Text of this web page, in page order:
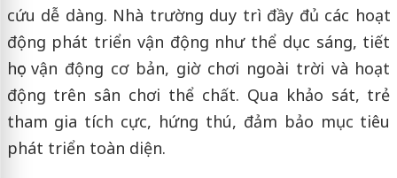
cứu dễ dàng. Nhà trường duy trì đầy đủ các hoạt
động phát triển vận động như thể dục sáng, tiết
học vận động cơ bản, giờ chơi ngoài trời và hoạt
động trên sân chơi thể chất. Qua khảo sát, trẻ
tham gia tích cực, hứng thú, đảm bảo mục tiêu
phát triển toàn diện.